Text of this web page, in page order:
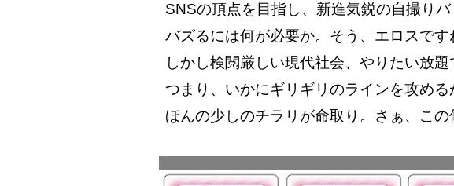
SNSの頂点を目指し、新進気鋭の自撮りバ
バズるには何が必要か。そう、エロスです
しかし検閲厳しい現代社会、やりたい放
つまり、いかにギリギリのラインを攻め
ほんの少しのチラリが命取り。さぁ、こ